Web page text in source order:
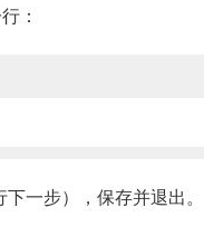
：
一步），保存并退出。